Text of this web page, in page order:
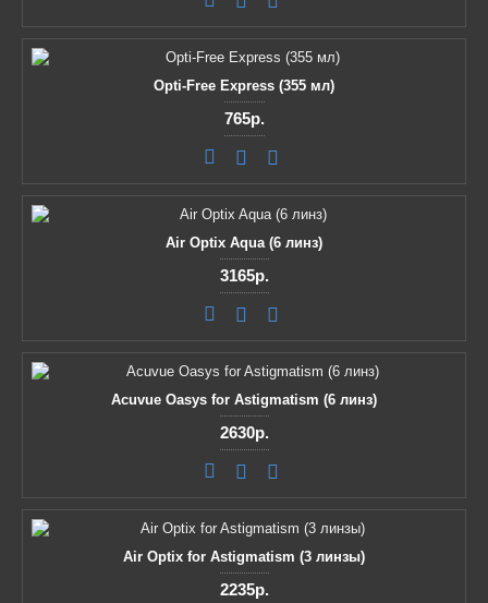
Opti-Free Express (355 мл)
765р.
Air Optix Aqua (6 линз)
3165р.
Acuvue Oasys for Astigmatism (6 линз)
2630р.
Air Optix for Astigmatism (3 линзы)
2235р.